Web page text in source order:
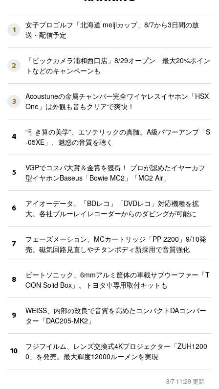
1
女子プロゴルフ「北海道 meijiカップ」8/7から3日間の放
送・配信予定
2
「ビックカメラ浦和西口店」8/29オープン 最大20%ポイン
トなどのキャンペーンも
3
Acoustuneの金属チャンバー完全ワイヤレスイヤホン「HSX
One」は外観も音もクリアで爽快！
4
“引き算の美学”、エソテリックの真髄。A級パワーアンプ「S
-05XE」、魅惑の音質を聴く
5
VGPでコスパ大賞＆金賞を獲得！ プロが認めたイヤーカフ
型イヤホンBaseus「Bowie MC2」「MC2 Air」
6
アイオーデータ、「BDレコ」「DVDレコ」対応機種を拡
大。各社ブルーレイレコーダーからのダビングが可能に
7
フェーズメーション、MCカートリッジ「PP-2200」9/10発
売。磁気回路見直しやチタンボディ新採用で音質強化
8
ビートソニック、6mmアルミ筐体の車載サブウーファー「T
OON Solid Box」。トヨタ車専用取付キットも
9
WEISS、内部の改良で音質を高めたコンパクトDAコンバー
ター「DAC205-MK2」
10
フジフイルム、レンズ交換式4Kプロジェクター「ZUH1200
0」を発売。最大輝度12000ルーメンを実現
8/7 11:29 更新